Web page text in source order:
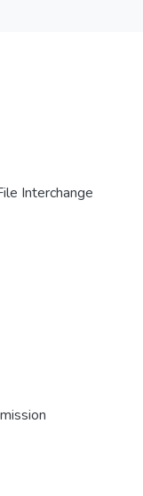
Interchange